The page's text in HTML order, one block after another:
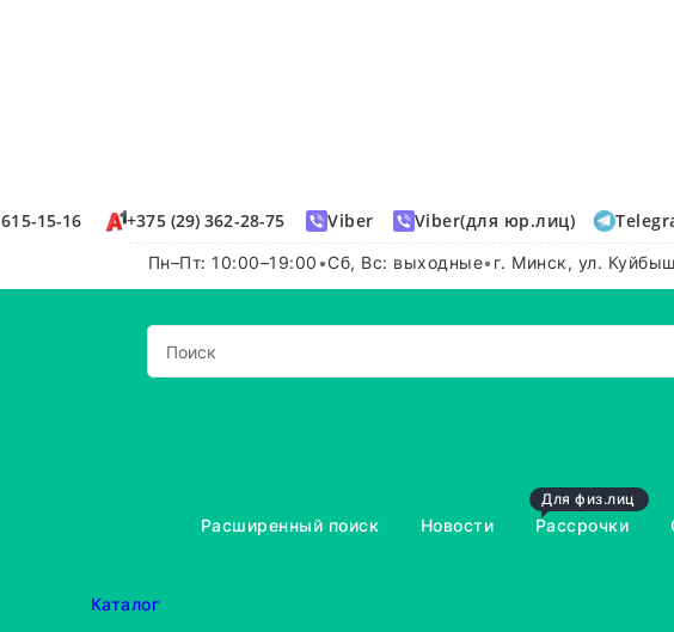
615-15-16 +375 (29) 362-28-75 Viber Viber(для юр.лиц)
Пн–Пт: 10:00–19:00•Сб, Вс: выходные• г. Минск, ул.
Каталог
Расширенный поиск Новости
Для физ.лиц
Рассрочки